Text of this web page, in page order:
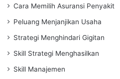
Cara Memilih Asuransi Penyakit
Peluang Menjanjikan Usaha
Strategi Menghindari Gigitan
Skill Strategi Menghasilkan
Skill Manajemen